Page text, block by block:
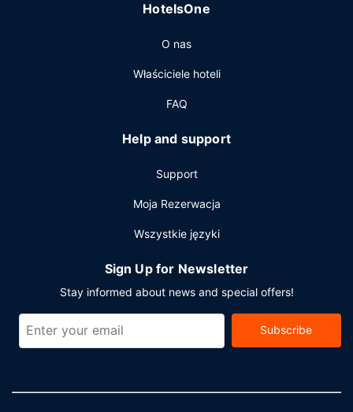
Udogodnienia biznesowe to centrum biznesowe,
Udogodnienia na miejscu to bezpłatne parkowanie
HotelsOne
O nas
Właściciele hoteli
FAQ
Help and support
Support
Moja Rezerwacja
Wszystkie języki
Sign Up for Newsletter
Stay informed about news and special offers!
Subscribe